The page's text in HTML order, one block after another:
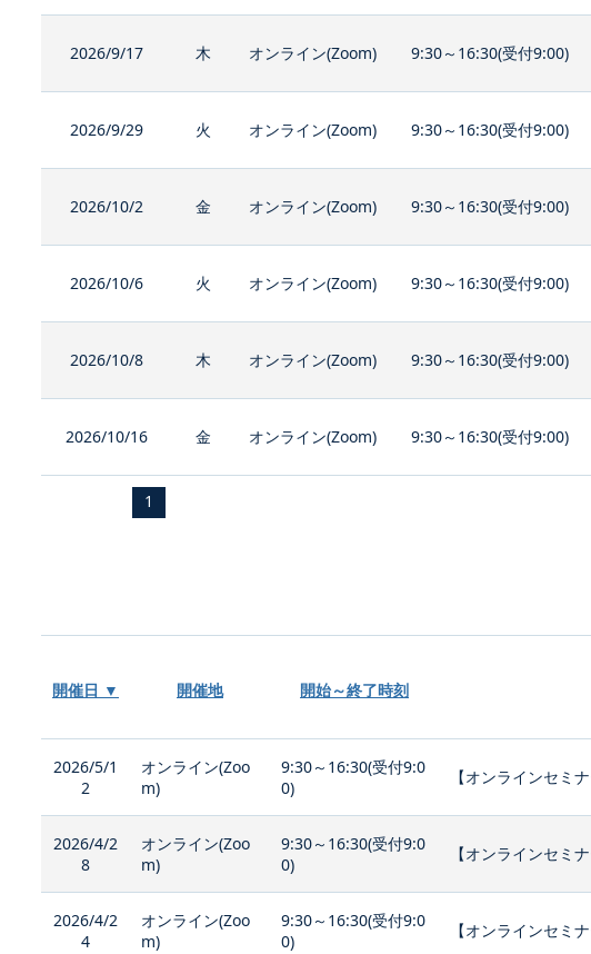
2026/9/17 木 オンライン(Zoom) 9:30～16:30(受付9:00)
2026/9/29 火 オンライン(Zoom) 9:30～16:30(受付9:00)
2026/10/2 金 オンライン(Zoom) 9:30～16:30(受付9:00)
2026/10/6 火 オンライン(Zoom) 9:30～16:30(受付9:00)
2026/10/8 木 オンライン(Zoom) 9:30～16:30(受付9:00)
2026/10/16 金 オンライン(Zoom) 9:30～16:30(受付9:00)
1
開催日 ▼ 開催地 開始～終了時刻
2026/5/1
2
オンライン(Zoo
m)
9:30～16:30(受付9:0
0)
【オンラインセミ
2026/4/2
8
オンライン(Zoo
m)
9:30～16:30(受付9:0
0)
【オンラインセミ
2026/4/2
4
オンライン(Zoo
m)
9:30～16:30(受付9:0
0)
【オンラインセミ